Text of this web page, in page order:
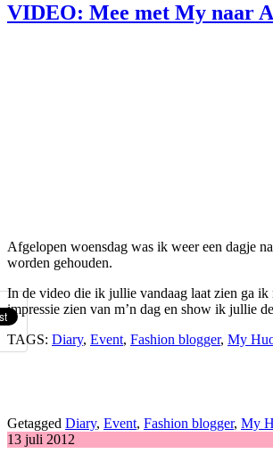
VIDEO: Mee met My naar
Afgelopen woensdag was ik weer een dagje
worden gehouden.
In de video die ik jullie vandaag laat zien ga ik
impressie zien van m’n dag en show ik jullie
TAGS: Diary, Event, Fashion blogger, My
Getagged Diary, Event, Fashion blogger, My
13 juli 2012